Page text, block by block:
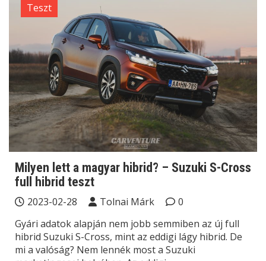
Teszt
Milyen lett a magyar hibrid? – Suzuki S-Cross
full hibrid teszt
2023-02-28 Tolnai Márk
0
Gyári adatok alapján nem jobb semmiben az új full
hibrid Suzuki S-Cross, mint az eddigi lágy hibrid. De
mi a valóság? Nem lennék most a Suzuki